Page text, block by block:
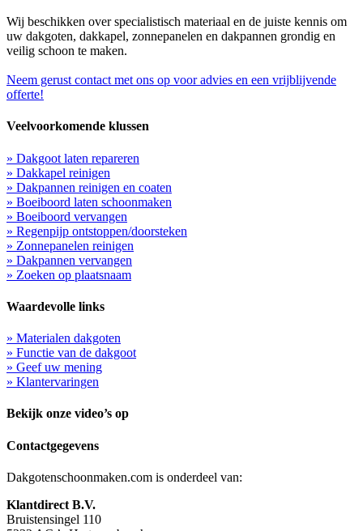
Wij beschikken over specialistisch materiaal en de juiste kennis om
uw dakgoten, dakkapel, zonnepanelen en dakpannen grondig en
veilig schoon te maken.
Neem gerust contact met ons op voor advies en een vrijblijvende
offerte!
Veelvoorkomende klussen
» Dakgoot laten repareren
» Dakkapel reinigen
» Dakpannen reinigen en coaten
» Boeiboord laten schoonmaken
» Boeiboord vervangen
» Regenpijp ontstoppen/doorsteken
» Zonnepanelen reinigen
» Dakpannen vervangen
» Zoeken op plaatsnaam
Waardevolle links
» Materialen dakgoten
» Functie van de dakgoot
» Geef uw mening
» Klantervaringen
Bekijk onze video’s op
Contactgegevens
Dakgotenschoonmaken.com is onderdeel van:
Klantdirect B.V.
Bruistensingel 110